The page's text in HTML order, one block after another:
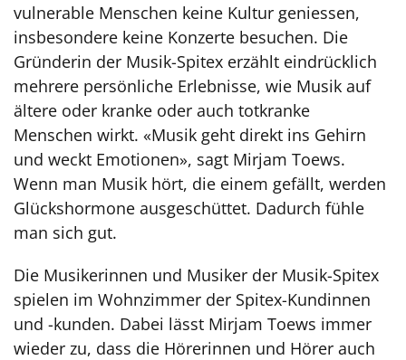
vulnerable Menschen keine Kultur geniessen,
insbesondere keine Konzerte besuchen. Die
Gründerin der Musik-Spitex erzählt eindrücklich
mehrere persönliche Erlebnisse, wie Musik auf
ältere oder kranke oder auch totkranke
Menschen wirkt. «Musik geht direkt ins Gehirn
und weckt Emotionen», sagt Mirjam Toews.
Wenn man Musik hört, die einem gefällt, werden
Glückshormone ausgeschüttet. Dadurch fühle
man sich gut.
Die Musikerinnen und Musiker der Musik-Spitex
spielen im Wohnzimmer der Spitex-Kundinnen
und -kunden. Dabei lässt Mirjam Toews immer
wieder zu, dass die Hörerinnen und Hörer auch